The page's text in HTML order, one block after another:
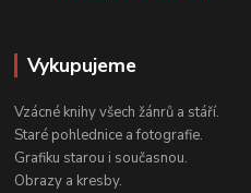
Vykupujeme
Vzácné knihy všech žánrů a stáří.
Staré pohlednice a fotografie.
Grafiku starou i současnou.
Obrazy a kresby.